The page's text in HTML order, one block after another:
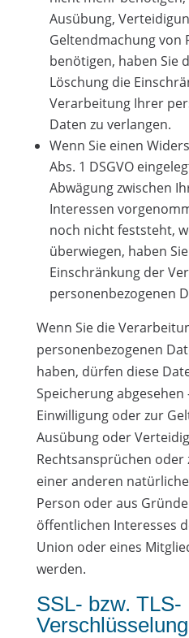
Ausübung,
Geltendmachung von
benötigen, haben Sie
Löschung die
Verarbeitung Ihrer
Daten zu verlangen.
Wenn Sie einen
Abs. 1 DSGVO
Abwägung zwischen
Interessen
noch nicht feststeht,
überwiegen, haben
Einschränkung der
personenbezogenen
Wenn Sie die
personenbezogenen
haben, dürfen diese
Speicherung
Einwilligung oder zur
Ausübung oder
Rechtsansprüchen oder
einer anderen
Person oder aus
öffentlichen Interesses
Union oder eines
werden.
SSL- bzw. TLS-
Verschlüsselung